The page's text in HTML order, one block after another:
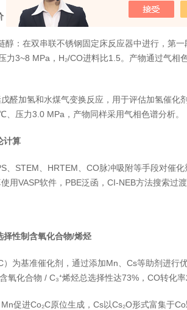
醇：在双串联不锈钢固定床反应器中进行，第
力3~8 MPa，H₂/CO进料比1.5。产物通过气相
醛加氢和水煤气变换反应，用于评估加氢催
、压力3.0 MPa，产物同样采用气相色谱分析。
计算
、STEM、HRTEM、CO脉冲吸附等手段对催
用VASP软件，PBE泛函，CI-NEB方法搜索过
择性制含氧化合物/烯烃
）为基准催化剂，通过添加Mn、Cs等助剂进
氧化合物 / C₃⁺烯烃总选择性达73%，CO转化
促进Co₂C原位生成，Cs以Cs₂O形式富集于